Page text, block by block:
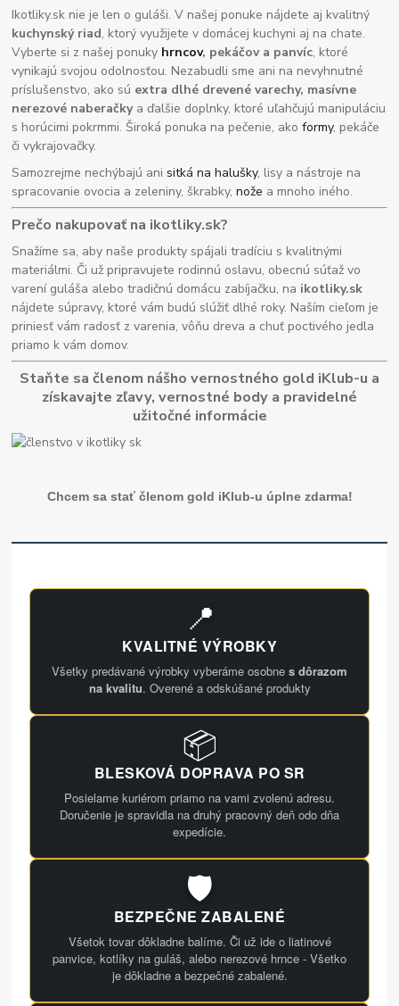
Ikotliky.sk nie je len o guláši. V našej ponuke nájdete aj kvalitný
kuchynský riad, ktorý využijete v domácej kuchyni aj na chate.
Vyberte si z našej ponuky hrncov, pekáčov a panvíc, ktoré
vynikajú svojou odolnosťou. Nezabudli sme ani na nevyhnutné
príslušenstvo, ako sú extra dlhé drevené varechy, masívne
nerezové naberačkya ďalšie doplnky, ktoré uľahčujú manipuláciu
s horúcimi pokrmmi. Široká ponuka na pečenie, akoformy, pekáče
či vykrajovačky.
Samozrejme nechýbajú anisitká na halušky, lisy a nástroje na
spracovanie ovocia a zeleniny, škrabky,nože a mnoho iného.
Prečo nakupovať na ikotliky.sk?
Snažíme sa, aby naše produkty spájali tradíciu s kvalitnými
materiálmi. Či už pripravujete rodinnú oslavu, obecnú súťaž vo
varení guláša alebo tradičnú domácu zabíjačku, na ikotliky.sk
nájdete súpravy, ktoré vám budú slúžiť dlhé roky. Naším cieľom je
priniesť vám radosť z varenia, vôňu dreva a chuť poctivého jedla
priamo k vám domov.
Staňte sa členom nášho vernostného gold iKlub-u a
získavajte zľavy, vernostné body a pravidelné
užitočné informácie
Chcem sa stať členom gold iKlub-u úplne zdarma!
📍
KVALITNÉ VÝROBKY
Všetky predávané výrobky vyberáme osobne s dôrazom
na kvalitu. Overené a odskúšané produkty
📦
BLESKOVÁ DOPRAVA PO SR
Posielame kuriérom priamo na vami zvolenú adresu.
Doručenie je spravidla na druhý pracovný deň odo dňa
expedície.
🛡️
BEZPEČNE ZABALENÉ
Všetok tovar dôkladne balíme. Či už ide o liatinové
panvice, kotlíky na guláš, alebo nerezové hrnce - Všetko
je dôkladne a bezpečné zabalené.